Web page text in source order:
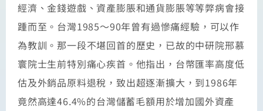
經濟、金錢遊戲、資產膨脹和通貨膨脹等等弊病會接
踵而至。台灣1985～90年曾有過慘痛經驗，可以作
為教訓。那一段不堪回首的歷史，已故的中研院邢慕
寰院士生前特別痛心疾首。他指出，台幣匯率高度低
估及外銷品原料退稅，致出超逐漸擴大，到1986年
竟然高達46.4%的台灣儲蓄毛額用於增加國外資產